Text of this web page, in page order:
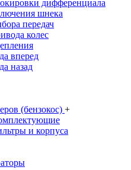
дифференциала
шнека
передач
колес
вперед
назад
(бензокос) +
и корпуса